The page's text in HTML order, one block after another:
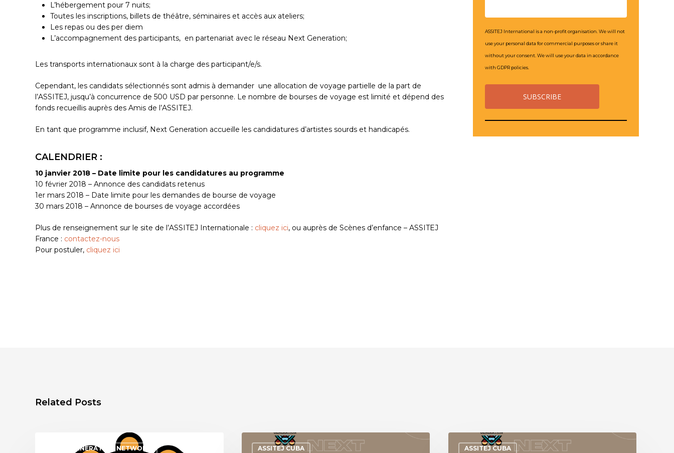
L’hébergement pour 7 nuits;
Toutes les inscriptions, billets de théâtre, séminaires et accès aux ateliers;
Les repas ou des per diem
L’accompagnement des participants, en partenariat avec le réseau Next Generation;
Les transports internationaux sont à la charge des participant/e/s.
Cependant, les candidats sélectionnés sont admis à demander une allocation de voyage partielle de la part de
l’ASSITEJ, jusqu’à concurrence de 500 USD par personne. Le nombre de bourses de voyage est limité et dépend des
fonds recueillis auprès des Amis de l’ASSITEJ.
En tant que programme inclusif, Next Generation accueille les candidatures d’artistes sourds et handicapés.
CALENDRIER :
10 janvier 2018 – Date limite pour les candidatures au programme
10 février 2018 – Annonce des candidats retenus
1er mars 2018 – Date limite pour les demandes de bourse de voyage
30 mars 2018 – Annonce de bourses de voyage accordées
Plus de renseignement sur le site de l’ASSITEJ Internationale : cliquez ici, ou auprès de Scènes d’enfance – ASSITEJ
France : contactez-nous
Pour postuler, cliquez ici
ASSITEJ International is a non-profit organisation. We will not
use your personal data for commercial purposes or share it
without your consent. We will use your data in accordance
with GDPR policies.
Related Posts
NEXT GENERATION NETWORK ASSITEJ CUBA ASSITEJ CUBA